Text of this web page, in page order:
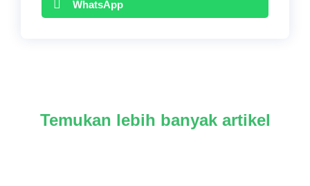
WhatsApp
Temukan lebih banyak artikel